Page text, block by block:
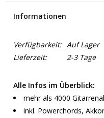
Informationen
Verfügbarkeit: Auf Lager
Lieferzeit:
2-3 Tage
Alle Infos im Überblick:
mehr als 4000
inkl. Powerchords,